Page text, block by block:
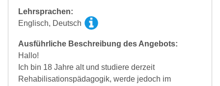
Lehrsprachen:
Englisch, Deutsch
Ausführliche Beschreibung des Angebots:
Hallo!
Ich bin 18 Jahre alt und studiere derzeit
Rehabilisationspädagogik, werde jedoch im